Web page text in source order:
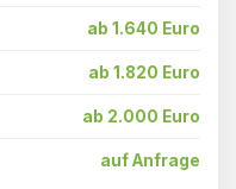
ab 1.640 Euro
ab 1.820 Euro
ab 2.000 Euro
auf Anfrage